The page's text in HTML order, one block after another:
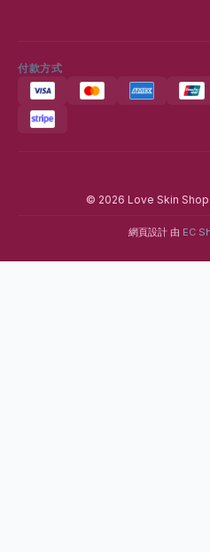
付款方式
© 2026 Love Skin
網頁設計 由 EC